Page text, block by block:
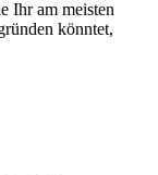
Ihr am meisten
könntet,